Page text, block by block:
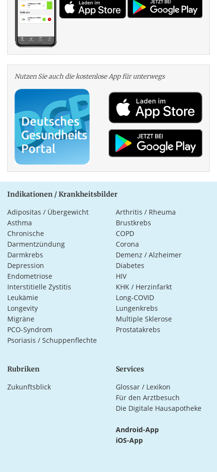
Nutzen Sie auch die kosten­lose App für unterwegs
Indikationen / Krankheitsbilder
Adipositas / Übergewicht
Arthritis / Rheuma
Asthma
Brustkrebs
Chronische
Darmentzündung
COPD
Corona
Darmkrebs
Demenz / Alzheimer
Depression
Diabetes
Endometriose
HIV
Interstitielle Zystitis
KHK / Herzinfarkt
Leukämie
Long-COVID
Longevity
Lungenkrebs
Migräne
Multiple Sklerose
PCO-Syndrom
Prostatakrebs
Psoriasis / Schuppenflechte
Rubriken
Zukunftsblick
Services
Glossar / Lexikon
Für den Arztbesuch
Die Digitale Hausapotheke
Android-App
iOS-App